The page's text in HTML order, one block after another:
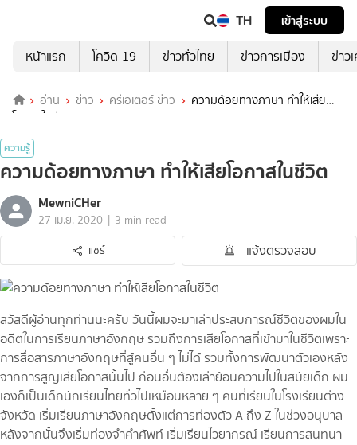
TH
เข้าสู่ระบบ
หน้าแรก
โควิด-19 ข่าวทั่วไทย ข่าวการเมือง ข่าว
อ่าน ข่าว ครีเอเตอร์ ข่าว
ความด้อยทางภาษา ทำให้เสีย
โอกาสในชีวิต
ความรู้
ความด้อยทางภาษา ทำให้เสียโอกาสในชีวิต
MewniCHer
27 เม.ย. 2020 | 3 min read
แชร์
แจ้งตรวจสอบ
สวัสดีผู้อ่านทุกท่านนะครับ วันนี้ผมจะมาเล่าประสบการณ์ชีวิตของผมใน
อดีตในการเรียนภาษาอังกฤษ รวมถึงการเสียโอกาสที่เข้ามาในชีวิตเพราะ
การสื่อสารภาษาอังกฤษที่สู้คนอื่น ๆ ไม่ได้ รวมทั้งการพัฒนาตัวเองหลัง
จากการสูญเสียโอกาสนั้นไป ก่อนอื่นต้องเล่าย้อนความไปในสมัยเด็ก ผม
เองก็เป็นเด็กนักเรียนไทยทั่วไปเหมือนหลาย ๆ คนที่เรียนในโรงเรียนต่าง
จังหวัด เริ่มเรียนภาษาอังกฤษตั้งแต่การท่องตัว A ถึง Z ในช่วงอนุบาล
หลังจากนั้นจึงเริ่มท่องจำคำศัพท์ เริ่มเรียนไวยากรณ์ เรียนการสนทนา